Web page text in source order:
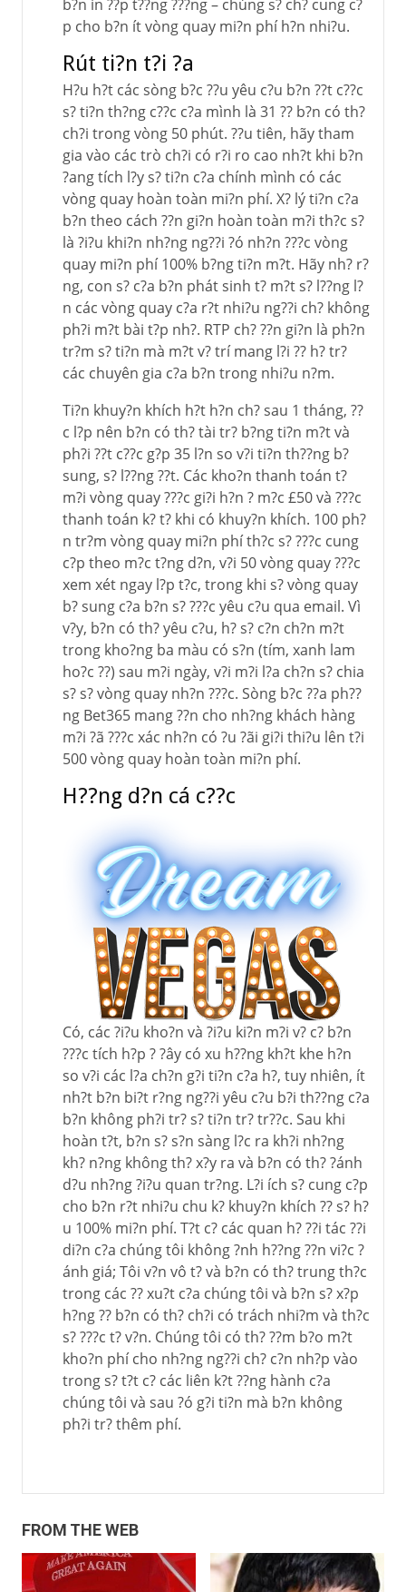
b?n in ??p t??ng ???ng – chúng s? ch? cung c?
p cho b?n ít vòng quay mi?n phí h?n nhi?u.
Rút ti?n t?i ?a
H?u h?t các sòng b?c ??u yêu c?u b?n ??t c??c
s? ti?n th?ng c??c c?a mình là 31 ?? b?n có th?
ch?i trong vòng 50 phút. ??u tiên, hãy tham
gia vào các trò ch?i có r?i ro cao nh?t khi b?n
?ang tích l?y s? ti?n c?a chính mình có các
vòng quay hoàn toàn mi?n phí. X? lý ti?n c?a
b?n theo cách ??n gi?n hoàn toàn m?i th?c s?
là ?i?u khi?n nh?ng ng??i ?ó nh?n ???c vòng
quay mi?n phí 100% b?ng ti?n m?t. Hãy nh? r?
ng, con s? c?a b?n phát sinh t? m?t s? l??ng l?
n các vòng quay c?a r?t nhi?u ng??i ch? không
ph?i m?t bài t?p nh?. RTP ch? ??n gi?n là ph?n
tr?m s? ti?n mà m?t v? trí mang l?i ?? h? tr?
các chuyên gia c?a b?n trong nhi?u n?m.
Ti?n khuy?n khích h?t h?n ch? sau 1 tháng, ??
c l?p nên b?n có th? tài tr? b?ng ti?n m?t và
ph?i ??t c??c g?p 35 l?n so v?i ti?n th??ng b?
sung, s? l??ng ??t. Các kho?n thanh toán t?
m?i vòng quay ???c gi?i h?n ? m?c £50 và ???c
thanh toán k? t? khi có khuy?n khích. 100 ph?
n tr?m vòng quay mi?n phí th?c s? ???c cung
c?p theo m?c t?ng d?n, v?i 50 vòng quay ???c
xem xét ngay l?p t?c, trong khi s? vòng quay
b? sung c?a b?n s? ???c yêu c?u qua email. Vì
v?y, b?n có th? yêu c?u, h? s? c?n ch?n m?t
trong kho?ng ba màu có s?n (tím, xanh lam
ho?c ??) sau m?i ngày, v?i m?i l?a ch?n s? chia
s? s? vòng quay nh?n ???c. Sòng b?c ??a ph??
ng Bet365 mang ??n cho nh?ng khách hàng
m?i ?ã ???c xác nh?n có ?u ?ãi gi?i thi?u lên t?i
500 vòng quay hoàn toàn mi?n phí.
H??ng d?n cá c??c
Có, các ?i?u kho?n và ?i?u ki?n m?i v? c? b?n
???c tích h?p ? ?ây có xu h??ng kh?t khe h?n
so v?i các l?a ch?n g?i ti?n c?a h?, tuy nhiên, ít
nh?t b?n bi?t r?ng ng??i yêu c?u b?i th??ng c?a
b?n không ph?i tr? s? ti?n tr? tr??c. Sau khi
hoàn t?t, b?n s? s?n sàng l?c ra kh?i nh?ng
kh? n?ng không th? x?y ra và b?n có th? ?ánh
d?u nh?ng ?i?u quan tr?ng. L?i ích s? cung c?p
cho b?n r?t nhi?u chu k? khuy?n khích ?? s? h?
u 100% mi?n phí. T?t c? các quan h? ??i tác ??i
di?n c?a chúng tôi không ?nh h??ng ??n vi?c ?
ánh giá; Tôi v?n vô t? và b?n có th? trung th?c
trong các ?? xu?t c?a chúng tôi và b?n s? x?p
h?ng ?? b?n có th? ch?i có trách nhi?m và th?c
s? ???c t? v?n. Chúng tôi có th? ??m b?o m?t
kho?n phí cho nh?ng ng??i ch? c?n nh?p vào
trong s? t?t c? các liên k?t ??ng hành c?a
chúng tôi và sau ?ó g?i ti?n mà b?n không
ph?i tr? thêm phí.
FROM THE WEB